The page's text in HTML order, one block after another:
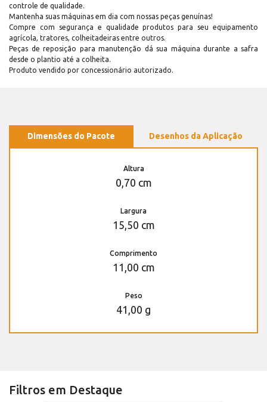
controle de qualidade.
Mantenha suas máquinas em dia com nossas peças genuínas!
Compre com segurança e qualidade produtos para seu equipamento
agrícola, tratores, colheitadeiras entre outros.
Peças de reposição para manutenção dá sua máquina durante a safra
desde o plantio até a colheita.
Produto vendido por concessionário autorizado.
Dimensões do Pacote Desenhos da Aplicação
Altura
0,70 cm
Largura
15,50 cm
Comprimento
11,00 cm
Peso
41,00 g
Filtros em Destaque